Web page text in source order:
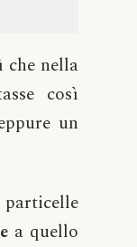
che nella
così
un
particelle
a quello